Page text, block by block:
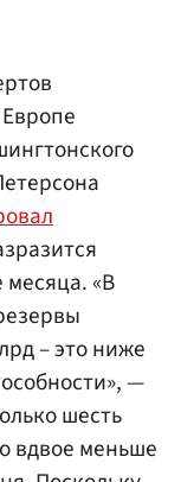
«В
– это ниже
—
шесть
вдвое меньше